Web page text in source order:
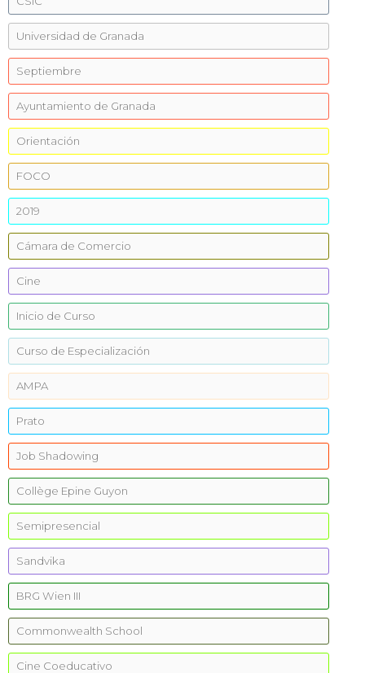
Universidad de Granada
Septiembre
Ayuntamiento de Granada
Orientación
FOCO
2019
Cámara de Comercio
Cine
Inicio de Curso
Curso de Especialización
AMPA
Prato
Job Shadowing
Collège Epine Guyon
Semipresencial
Sandvika
BRG Wien III
Commonwealth School
Cine Coeducativo